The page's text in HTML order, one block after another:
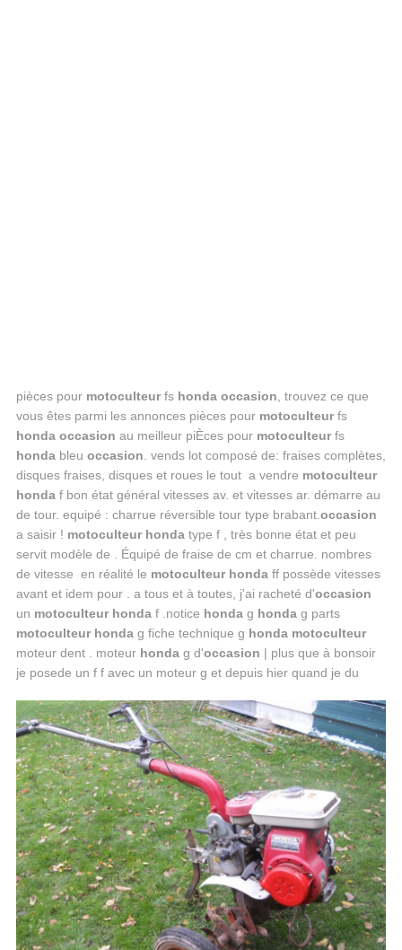
pièces pour motoculteurfs honda occasion, trouvez ce que
vous êtes parmi les annonces pièces pour motoculteurfs
honda occasion au meilleur piÈces pour motoculteurfs
hondableu occasion. vends lot composé de: fraises complètes,
disques fraises, disques et roues le tout a vendre motoculteur
hondaf bon état général vitesses av. et vitesses ar. démarre au
de tour. equipé : charrue réversible tour type brabant.occasion
a saisir ! motoculteur hondatype f , très bonne état et peu
servit modèle de . Équipé de fraise de cm et charrue. nombres
de vitesse en réalité le motoculteur hondaff possède vitesses
avant et idem pour . a tous et à toutes, j'ai racheté d'occasion
un motoculteur hondaf .notice hondag hondag parts
motoculteur hondag fiche technique g honda motoculteur
moteur dent . moteur hondag d'occasion | plus que à bonsoir
je posede un f f avec un moteur g et depuis hier quand je du